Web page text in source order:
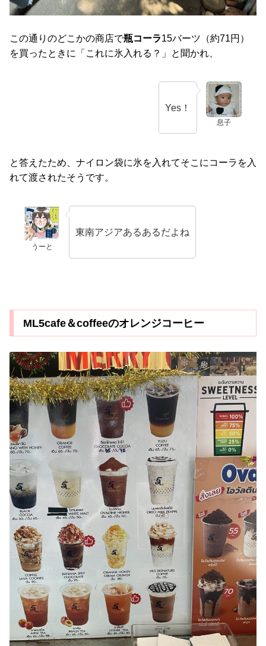
この通りのどこかの商店で瓶コーラ15バーツ（約71円）
を買ったときに「これに氷入れる？」と聞かれ、
息子
Yes！
と答えたため、ナイロン袋に氷を入れてそこにコーラを入
れて渡されたそうです。
うーと
東南アジアあるあるだよね
ML5cafe＆coffeeのオレンジコーヒー